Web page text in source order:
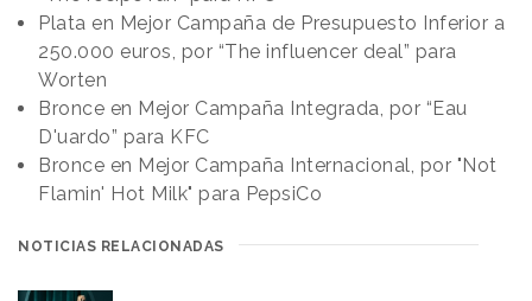
Plata en Mejor Campaña de Presupuesto Inferior a
250.000 euros, por “The influencer deal” para
Worten
Bronce en Mejor Campaña Integrada, por “Eau
D'uardo” para KFC
Bronce en Mejor Campaña Internacional, por "Not
Flamin' Hot Milk" para PepsiCo
NOTICIAS RELACIONADAS